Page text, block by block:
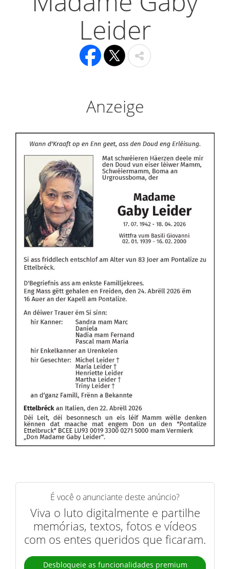
Leider
Anzeige
É você o anunciante deste anúncio?
Viva o luto digitalmente e partilhe
memórias, textos, fotos e vídeos
com os entes queridos que ficaram.
Desbloqueie as funcionalidades premium